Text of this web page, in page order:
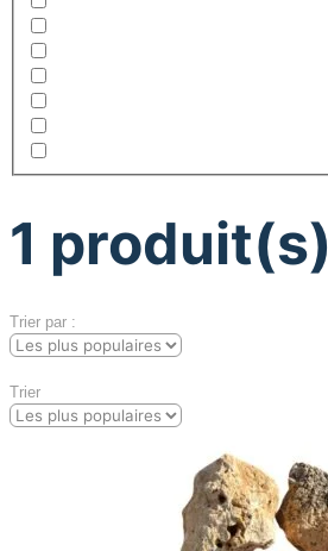
1 produit(s)
Trier par :
Trier